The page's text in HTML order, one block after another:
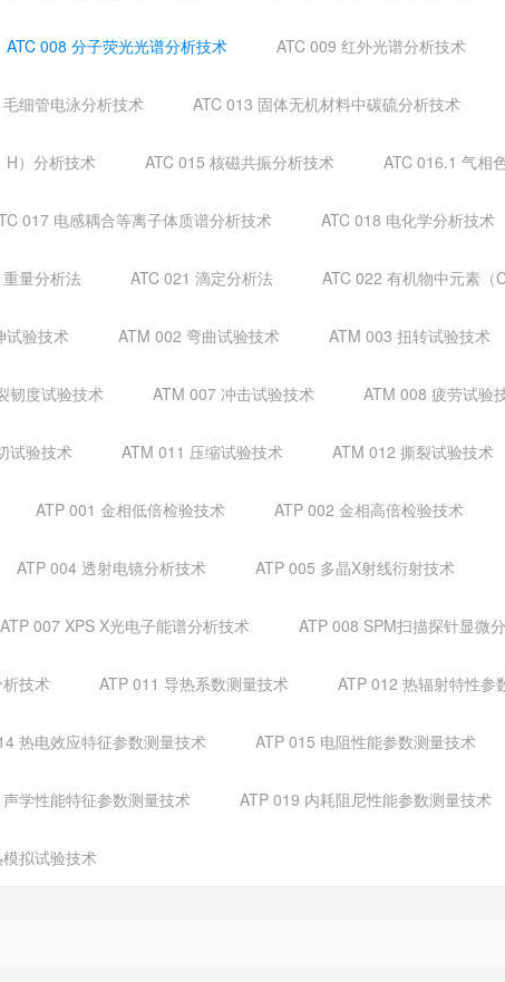
ATC 008 分子荧光光谱分析技术 ATC 009 红外光谱分析技术
细管电泳分析技术 ATC 013 固体无机材料中碳硫分析技术
H）分析技术 ATC 015 核磁共振分析技术 ATC 016.1 气相
017 电感耦合等离子体质谱分析技术 ATC 018 电化学分析技术
量分析法 ATC 021 滴定分析法 ATC 022 有机物中元素（
试验技术 ATM 002 弯曲试验技术 ATM 003 扭转试验技术
韧度试验技术 ATM 007 冲击试验技术 ATM 008 疲劳试验
试验技术 ATM 011 压缩试验技术 ATM 012 撕裂试验技术
ATP 001 金相低倍检验技术 ATP 002 金相高倍检验技术
ATP 004 透射电镜分析技术 ATP 005 多晶X射线衍射技术
ATP 007 XPS X光电子能谱分析技术 ATP 008 SPM扫描探针显微
技术 ATP 011 导热系数测量技术 ATP 012 热辐射特性参
热电效应特征参数测量技术 ATP 015 电阻性能参数测量技术
学性能特征参数测量技术 ATP 019 内耗阻尼性能参数测量技术
拟试验技术